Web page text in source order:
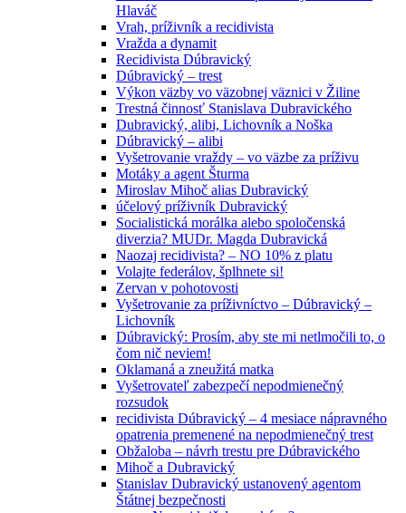
Hlaváč
Vrah, príživník a recidivista
Vražda a dynamit
Recidivista Dúbravický
Dúbravický – trest
Výkon väzby vo väzobnej väznici v Žiline
Trestná činnosť Stanislava Dubravického
Dubravický, alibi, Lichovník a Noška
Dúbravický – alibi
Vyšetrovanie vraždy – vo väzbe za príživu
Motáky a agent Šturma
Miroslav Mihoč alias Dubravický
účelový príživník Dubravický
Socialistická morálka alebo spoločenská
diverzia? MUDr. Magda Dubravická
Naozaj recidivista? – NO 10% z platu
Volajte federálov, šplhnete si!
Zervan v pohotovosti
Vyšetrovanie za príživníctvo – Dúbravický –
Lichovník
Dúbravický: Prosím, aby ste mi netlmočili to, o
čom nič neviem!
Oklamaná a zneužitá matka
Vyšetrovateľ zabezpečí nepodmienečný
rozsudok
recidivista Dúbravický – 4 mesiace nápravného
opatrenia premenené na nepodmienečný trest
Obžaloba – návrh trestu pre Dúbravického
Mihoč a Dubravický
Stanislav Dubravický ustanovený agentom
Štátnej bezpečnosti